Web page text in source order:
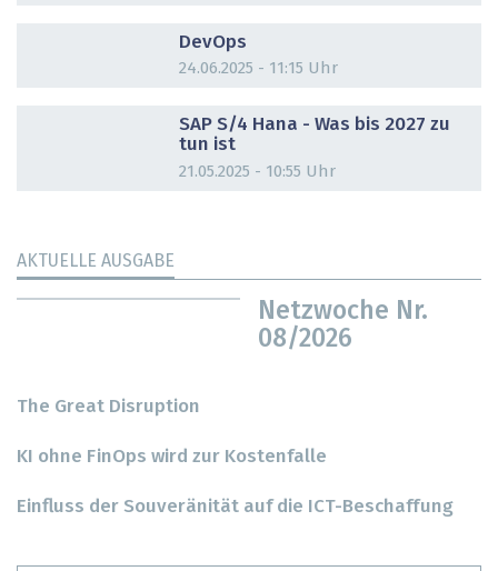
DevOps
24.06.2025 - 11:15 Uhr
SAP S/4 Hana - Was bis 2027 zu
tun ist
21.05.2025 - 10:55 Uhr
AKTUELLE AUSGABE
Netzwoche Nr.
08/2026
The Great Disruption
KI ohne FinOps wird zur Kostenfalle
Einfluss der Souveränität auf die ICT-Beschaffung